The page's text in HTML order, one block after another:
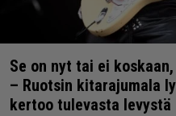
Se on nyt tai ei
– Ruotsin kitarajumala
kertoo tulevasta levystä